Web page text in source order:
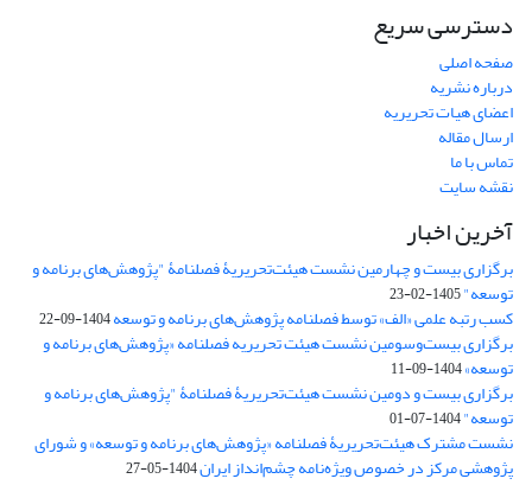
دسترسی سریع
صفحه اصلی
درباره نشریه
اعضای هیات تحریریه
ارسال مقاله
تماس با ما
نقشه سایت
آخرین اخبار
برگزاری بیست و چهارمین نشست هیئت‌تحریریۀ فصلنامۀ "پژوهش‌های برنامه و
توسعه"1405-02-23
کسب رتبه علمی «الف» توسط فصلنامه پژوهش‌های برنامه و توسعه1404-09-22
برگزاری بیست‌وسومین نشست هیئت‌ تحریریه فصلنامه «پژوهش‌های برنامه و
توسعه»1404-09-11
برگزاری بیست و دومین نشست هیئت‌تحریریۀ فصلنامۀ "پژوهش‌های برنامه و
توسعه"1404-07-01
نشست مشترک هیئت‌تحریریۀ فصلنامه «پژوهش‌های برنامه و توسعه» و شورای
پژوهشی مرکز در خصوص ویژه‌نامه چشم‌انداز ایران1404-05-27